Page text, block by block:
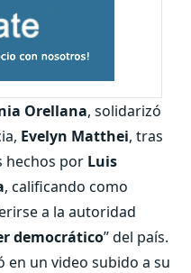
Orellana, solidarizó
Evelyn Matthei, tras
hechos por Luis
, calificando como
a la autoridad
democrático” del país.
en un video subido a su